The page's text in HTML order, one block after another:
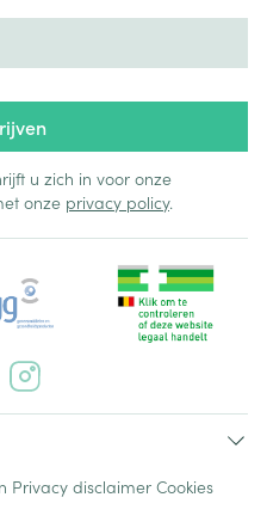
u zich in voor onze
onze privacy policy.
Privacy disclaimer Cookies